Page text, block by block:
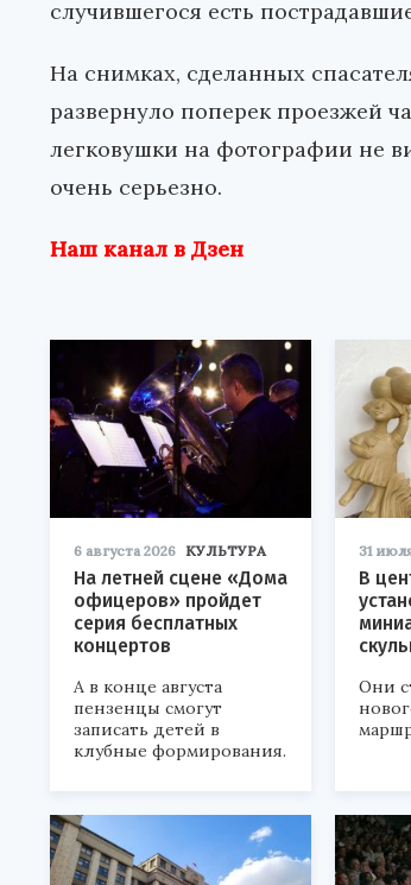
случившегося есть
На снимках, сделанных
развернуло поперек проезжей
легковушки на фотографии не
очень серьезно.
Наш канал в Дзен
6 августа 2026 КУЛЬТУРА
На летней сцене «Дома
офицеров» пройдет
серия бесплатных
концертов
А в конце августа
пензенцы смогут
записать детей в
клубные формирования.
31
В
Они